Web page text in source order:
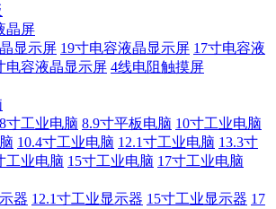
晶屏
显示屏 19寸电容液晶显示屏 17寸电容液
电容液晶显示屏 4线电阻触摸屏
8寸工业电脑 8.9寸平板电脑 10寸工业电脑
10.4寸工业电脑 12.1寸工业电脑 13.3寸
工业电脑 15寸工业电脑 17寸工业电脑
器 12.1寸工业显示器 15寸工业显示器 17